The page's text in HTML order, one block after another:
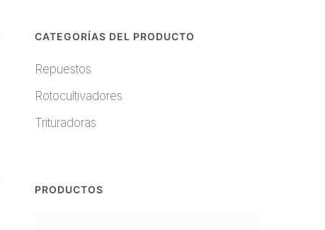
CATEGORÍAS DEL PRODUCTO
Repuestos
Rotocultivadores
Trituradoras
PRODUCTOS